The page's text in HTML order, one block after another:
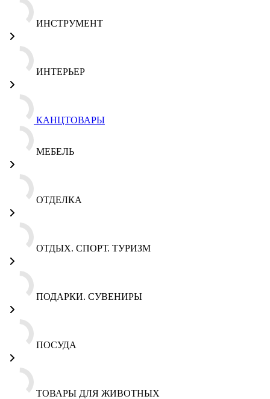
ИНСТРУМЕНТ
ИНТЕРЬЕР
КАНЦТОВАРЫ
МЕБЕЛЬ
ОТДЕЛКА
ОТДЫХ. СПОРТ. ТУРИЗМ
ПОДАРКИ. СУВЕНИРЫ
ПОСУДА
ТОВАРЫ ДЛЯ ЖИВОТНЫХ